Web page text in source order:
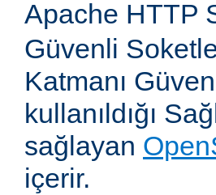
Apache HTTP
Güvenli
Katmanı
kullanıldığı
sağlayan
içerir.